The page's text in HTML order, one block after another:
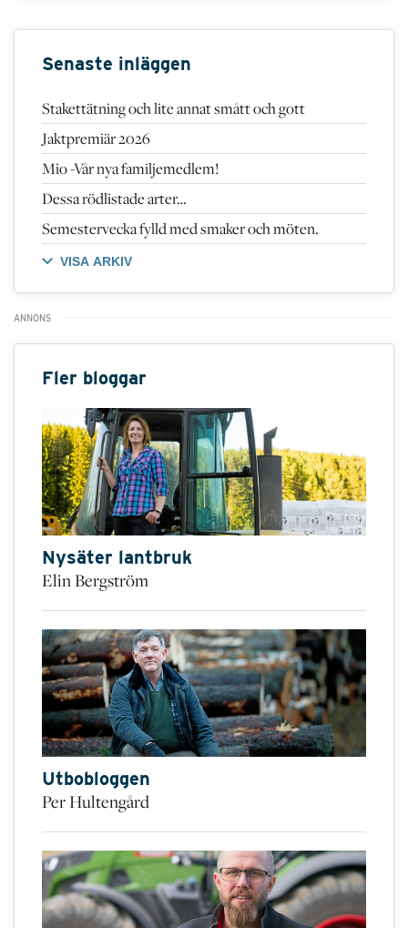
Senaste inläggen
Stakettätning och lite annat smått och gott
Jaktpremiär 2026
Mio -Vår nya familjemedlem!
Dessa rödlistade arter…
Semestervecka fylld med smaker och möten.
VISA ARKIV
Fler bloggar
Nysäter lantbruk
Elin Bergström
Utbobloggen
Per Hultengård